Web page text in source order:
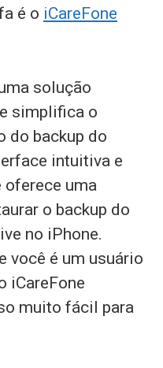
é o iCareFone
solução
simplifica o
do backup do
intuitiva e
oferece uma
o backup do
no iPhone.
você é um usuário
iCareFone
muito fácil para